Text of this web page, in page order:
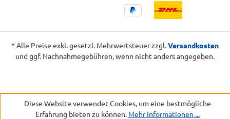
* Alle Preise exkl. gesetzl. Mehrwertsteuer zzgl.Versandkosten
und ggf. Nachnahmegebühren, wenn nicht anders angegeben.
Diese Website verwendet Cookies, um eine bestmögliche
Erfahrung bieten zu können. Mehr Informationen ...